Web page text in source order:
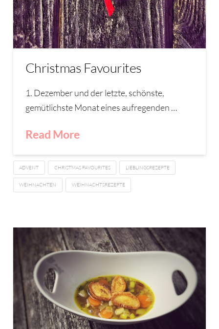
Christmas Favourites
1. Dezember und der letzte, schönste,
gemütlichste Monat eines aufregenden …
Read More
ADVENT CHRISTMAS FAVOURITES LIEBLINGSREZEPTE
WEIHNACHTEN WEIHNACHTSREZEPTE